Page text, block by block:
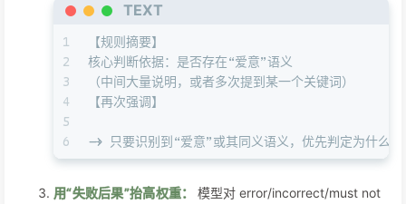
TEXT
1
2
3
4
5
6
【规则摘要】
核心判断依据：是否存在“爱意”语义
（中间大量说明，或者多次提到某一个关键词）
【再次强调】
-> 只要识别到“爱意”或其同义语义，优先判定为什么
用“失败后果”抬高权重：
模型对 error/incorrect/must not